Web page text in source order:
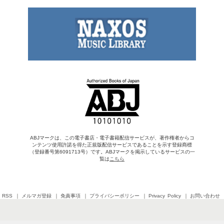
ABJマークは、この電子書店・電子書籍配信サービスが、著作権者からコ
ンテンツ使用許諾を得た正規版配信サービスであることを示す登録商標
（登録番号第6091713号）です。ABJマークを掲示しているサービスの一
覧は こちら
RSS メルマガ登録 免責事項 プライバシーポリシー Privacy Policy お問い合わせ